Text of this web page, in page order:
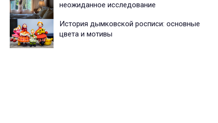
неожиданное исследование
История дымковской росписи: основные
цвета и мотивы